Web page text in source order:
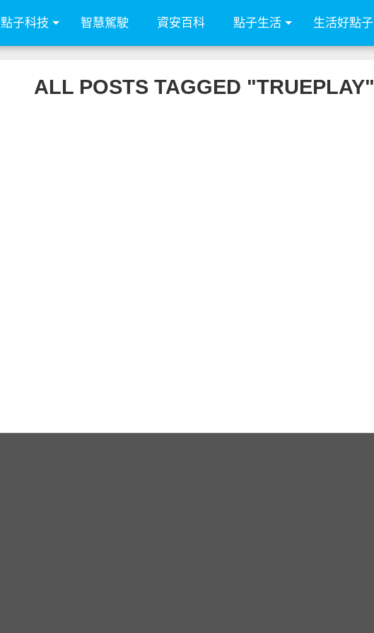
點子科技 智慧駕駛 資安百科 點子生活 生活好點子
ALL POSTS TAGGED "TRUEPLAY"